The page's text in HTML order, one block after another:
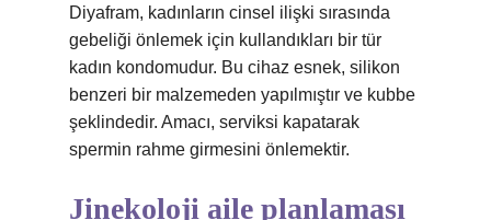
Diyafram, kadınların cinsel ilişki sırasında
gebeliği önlemek için kullandıkları bir tür
kadın kondomudur. Bu cihaz esnek, silikon
benzeri bir malzemeden yapılmıştır ve kubbe
şeklindedir. Amacı, serviksi kapatarak
spermin rahme girmesini önlemektir.
Jinekoloji aile planlaması